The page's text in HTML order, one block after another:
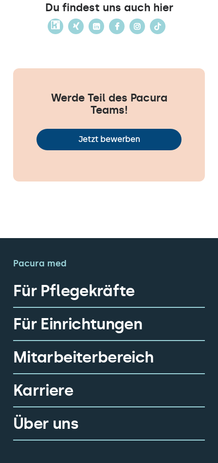
Du findest uns auch hier
Werde Teil des Pacura
Teams!
Jetzt bewerben
Pacura med
Für Pflegekräfte
Für Einrichtungen
Mitarbeiterbereich
Karriere
Über uns